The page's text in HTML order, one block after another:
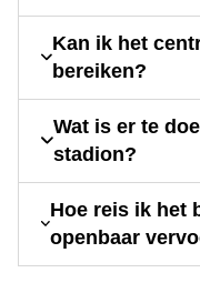
Kan ik het
bereiken?
Wat is er te
stadion?
Hoe reis ik het
openbaar